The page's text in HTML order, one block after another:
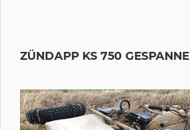
ZÜNDAPP KS 750 GESPANNE